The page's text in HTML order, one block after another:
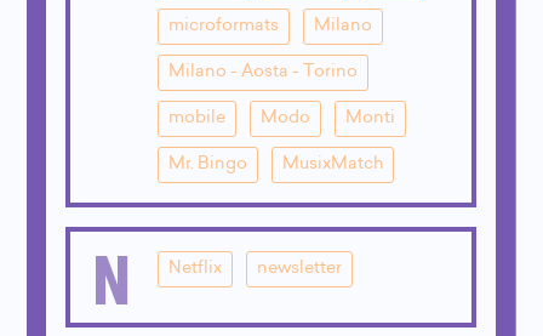
microformats Milano
Milano - Aosta - Torino
mobile Modo Monti
Mr. Bingo MusixMatch
N Netflix newsletter